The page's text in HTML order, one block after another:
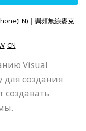
| 調頻無線麥克
CN
Visual
создания
создавать